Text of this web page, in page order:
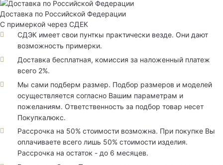
Доставка по Российской Федерации
С примеркой через СДЕК
СДЭК имеет свои пунткы практически везде. Они дают
возможность примерки.
Доставка бесплатная, комиссия за наложенный платеж
всего 2%.
Мы сами подберм размер. Подбор размеров и моделей
осуществляется согласно Вашим параметрам и
пожеланиям. Ответственность за подбор товар несет
Покупкалюкс.
Рассрочка на 50% стоимости возможна. При покупке Вы
оплачиваете всего лишь 50% стоимости изделия.
Рассрочка на остаток - до 6 месяцев.